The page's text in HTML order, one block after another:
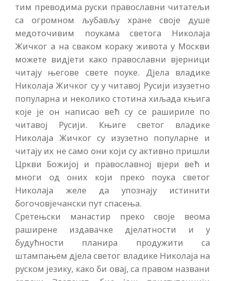
тим преводима руски православни читатељи
са огромном љубављу хране своје душе
медоточивим поукама светога Николаја
Жичког а на сваком кораку живота у Москви
можете видјети како православни вјерници
читају његове свете поуке. Дјела владике
Николаја Жичког су у читавој Русији изузетно
популарна и неколико стотина хиљада књига
које је он написао већ су се рашириле по
читавој Русији. Књиге светог владике
Николаја Жичког су изузетно популарне и
читају их не само они који су активно пришли
Цркви Божијој и православној вјери већ и
многи од оних који преко поука светог
Николаја желе да упознају истинити
богочовјечански пут спасења.
Сретењски манастир преко своје веома
раширене издавачке дјелатности и у
будућности планира продужити са
штампањем дјела светог владике Николаја на
руском језику, како би овај, са правом названи